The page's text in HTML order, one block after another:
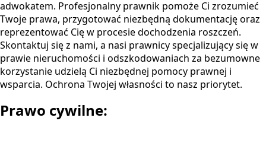
adwokatem. Profesjonalny prawnik pomoże Ci zrozumieć
Twoje prawa, przygotować niezbędną dokumentację oraz
reprezentować Cię w procesie dochodzenia roszczeń.
Skontaktuj się z nami, a nasi prawnicy specjalizujący się w
prawie nieruchomości i odszkodowaniach za bezumowne
korzystanie udzielą Ci niezbędnej pomocy prawnej i
wsparcia. Ochrona Twojej własności to nasz priorytet.
Prawo cywilne: